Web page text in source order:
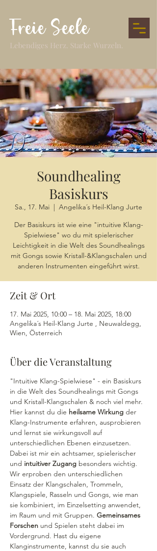
Freie Seele
Lebendiges Herz. Starke Wurzeln.
Soundhealing
Basiskurs
Sa., 17. Mai
  |
Angelika´s Heil-Klang Jurte
Der Basiskurs ist wie eine "intuitive Klang-
Spielwiese" wo du mit spielerischer
Leichtigkeit in die Welt des Soundhealings
mit Gongs sowie Kristall-&Klangschalen und
anderen Instrumenten eingeführt wirst.
Zeit & Ort
17. Mai 2025, 10:00 – 18. Mai 2025, 18:00
Angelika´s Heil-Klang Jurte , Neuwaldegg,
Wien, Österreich
Über die Veranstaltung
"Intuitive Klang-Spielwiese" - ein Basiskurs
in die Welt des Soundhealings mit Gongs
und Kristall-Klangschalen & noch viel mehr.
Hier kannst du die heilsame Wirkung der
Klang-Instrumente erfahren, ausprobieren
und lernst sie wirkungsvoll auf
unterschiedlichen Ebenen einzusetzen.
Dabei ist mir ein achtsamer, spielerischer
und intuitiver Zugang besonders wichtig.
Wir erproben den unterschiedlichen
Einsatz der Klangschalen, Trommeln,
Klangspiele, Rasseln und Gongs, wie man
sie kombiniert, im Einzelsetting anwendet,
im Raum und mit Gruppen. Gemeinsames
Forschen und Spielen steht dabei im
Vordergrund. Hast du eigene
Klanginstrumente, kannst du sie auch